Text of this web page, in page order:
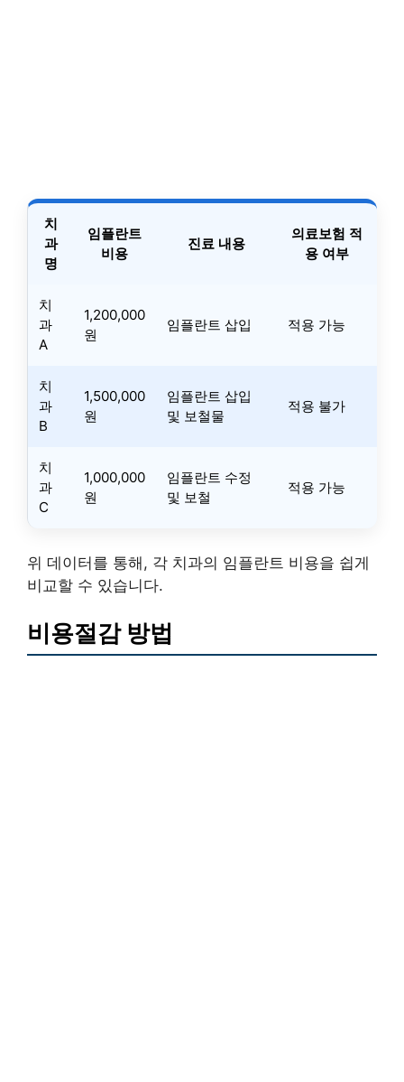
치
과
명
임플란트
비용
진료 내용
의료보험 적
용 여부
치
과
A
1,200,000
원
임플란트 삽입 적용 가능
치
과
B
1,500,000
원
임플란트 삽입
및 보철물
적용 불가
치
과
C
1,000,000
원
임플란트 수정
및 보철
적용 가능
위 데이터를 통해, 각 치과의 임플란트 비용을 쉽게
비교할 수 있습니다.
비용절감 방법